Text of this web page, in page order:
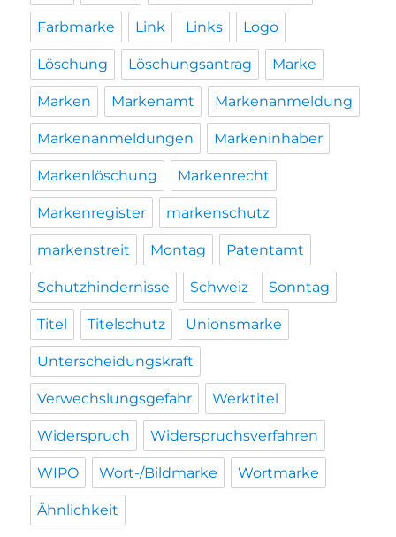
Farbmarke Link Links Logo
Löschung Löschungsantrag Marke
Marken Markenamt Markenanmeldung
Markenanmeldungen Markeninhaber
Markenlöschung Markenrecht
Markenregister markenschutz
markenstreit Montag Patentamt
Schutzhindernisse Schweiz Sonntag
Titel Titelschutz Unionsmarke
Unterscheidungskraft
Verwechslungsgefahr Werktitel
Widerspruch Widerspruchsverfahren
WIPO Wort-/Bildmarke Wortmarke
Ähnlichkeit